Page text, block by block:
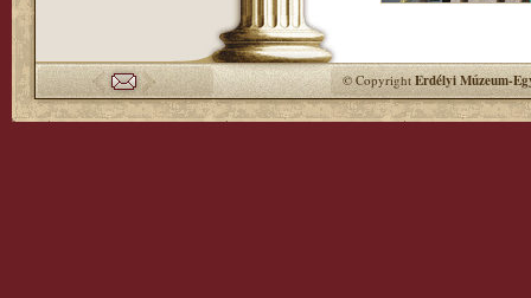
© CopyrightErdélyi Múzeum-